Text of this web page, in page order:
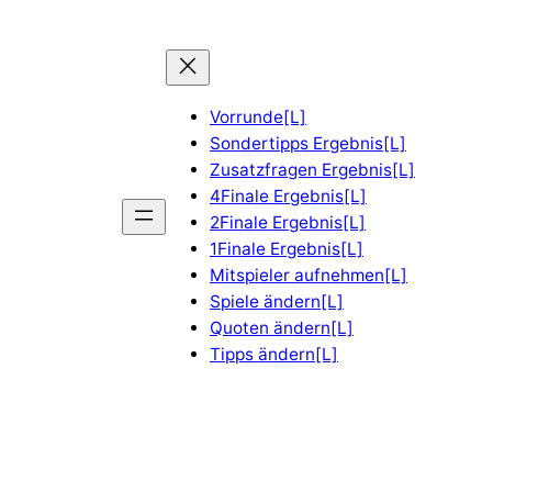
Vorrunde[L]
Sondertipps Ergebnis[L]
Zusatzfragen Ergebnis[L]
4Finale Ergebnis[L]
2Finale Ergebnis[L]
1Finale Ergebnis[L]
Mitspieler aufnehmen[L]
Spiele ändern[L]
Quoten ändern[L]
Tipps ändern[L]